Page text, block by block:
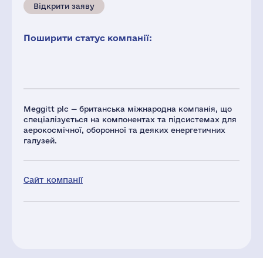
Meggitt plc — британська міжнародна компанія, що
спеціалізується на компонентах та підсистемах для
аерокосмічної, оборонної та деяких енергетичних
галузей.
Сайт компанії
Відкрити заяву
Поширити статус компанії: